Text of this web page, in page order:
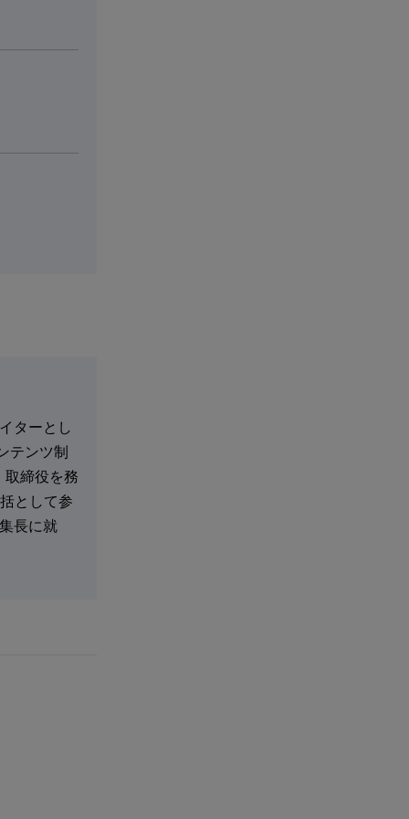
ターとし
テンツ制
取締役を務
として参
長に就